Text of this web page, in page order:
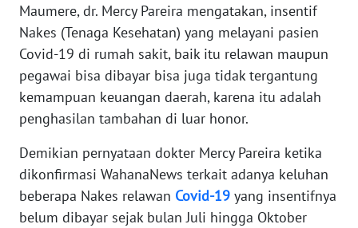
Maumere, dr. Mercy Pareira mengatakan, insentif
Nakes (Tenaga Kesehatan) yang melayani pasien
Covid-19 di rumah sakit, baik itu relawan maupun
pegawai bisa dibayar bisa juga tidak tergantung
kemampuan keuangan daerah, karena itu adalah
penghasilan tambahan di luar honor.
Demikian pernyataan dokter Mercy Pareira ketika
dikonfirmasi WahanaNews terkait adanya keluhan
beberapa Nakes relawan Covid-19 yang insentifnya
belum dibayar sejak bulan Juli hingga Oktober
KAMI
PEDOMAN
MEDIA
SIBER
KARIR
DISCLAIMER